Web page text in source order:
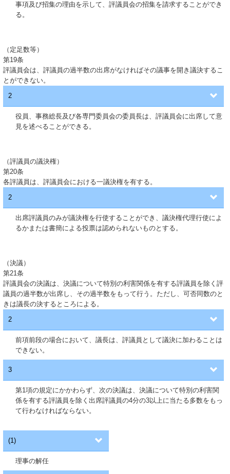
事項及び招集の理由を示して、評議員会の招集を請求することができ
る。
（定足数等）
第19条
評議員会は、評議員の過半数の出席がなければその議事を開き議決するこ
とができない。
2
役員、事務総長及び各専門委員会の委員長は、評議員会に出席して意
見を述べることができる。
（評議員の議決権）
第20条
各評議員は、評議員会における一議決権を有する。
2
出席評議員のみが議決権を行使することができ、議決権代理行使によ
るかまたは書簡による投票は認められないものとする。
（決議）
第21条
評議員会の決議は、決議について特別の利害関係を有する評議員を除く評
議員の過半数が出席し、その過半数をもって行う。ただし、可否同数のと
きは議長の決するところによる。
2
前項前段の場合において、議長は、評議員として議決に加わることは
できない。
3
第1項の規定にかかわらず、次の決議は、決議について特別の利害関
係を有する評議員を除く出席評議員の4分の3以上に当たる多数をもっ
て行わなければならない。
(1)
理事の解任